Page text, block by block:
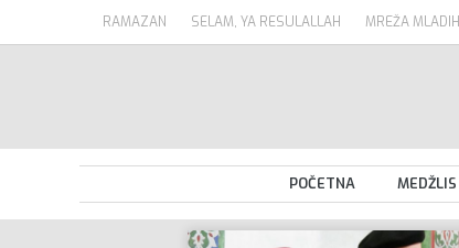
RAMAZAN SELAM, YA RESULALLAH MREŽA MLADIH
POČETNA MEDŽLIS